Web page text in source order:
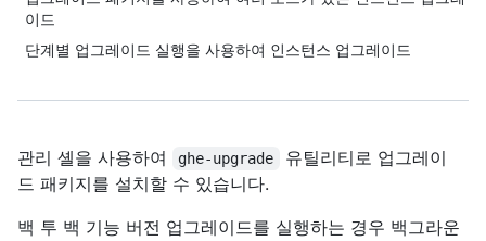
이드
단계별 업그레이드 실행을 사용하여 인스턴스 업그레이드
관리 셸을 사용하여 ghe-upgrade
유틸리티로 업그레이
드 패키지를 설치할 수 있습니다.
백 투 백 기능 버전 업그레이드를 실행하는 경우 백그라운